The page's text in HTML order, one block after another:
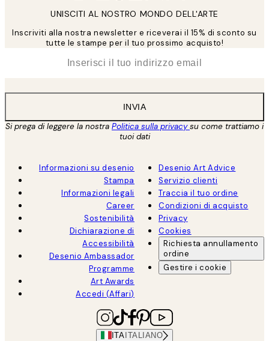
UNISCITI AL NOSTRO MONDO DELL'ARTE
Inscriviti alla nostra newsletter e riceverai il 15% di sconto su
tutte le stampe per il tuo prossimo acquisto!
INVIA
Si prega di leggere la nostra Politica sulla privacysu come trattiamo i
tuoi dati
Informazioni su desenio
Stampa
Informazioni legali
Career
Sostenibilità
Dichiarazione di
Accessibilità
Desenio Ambassador
Programme
Art Awards
Accedi (Affari)
Desenio Art Advice
Servizio clienti
Traccia il tuo ordine
Condizioni di acquisto
Privacy
Cookies
Richiesta annullamento
ordine
Gestire i cookie
ITA ITALIANO